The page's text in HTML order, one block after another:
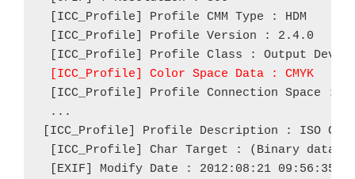
[ICC_Profile] Profile CMM Type : HDM
[ICC_Profile] Profile Version : 2.4.0
[ICC_Profile] Color Space Data : CMYK
[ICC_Profile] Profile Connection Space :
...
[ICC_Profile] Profile Description : ISO
[ICC_Profile] Char Target : (Binary data
[EXIF] Modify Date : 2012:08:21 09:56:35